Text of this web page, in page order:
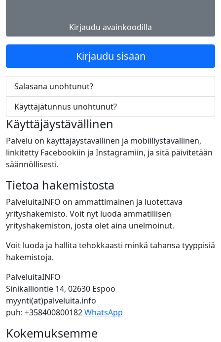
Kirjaudu avainkoodilla
Kirjaudu sisään
Salasana unohtunut?
Käyttäjätunnus unohtunut?
Käyttäjäystävällinen
Palvelu on käyttäjäystävällinen ja mobiiliystävällinen,
linkitetty Facebookiin ja Instagramiin, ja sitä päivitetään
säännöllisesti.
Tietoa hakemistosta
PalveluitaINFO on ammattimainen ja luotettava
yrityshakemisto. Voit nyt luoda ammatillisen
yrityshakemiston, josta olet aina unelmoinut.
Voit luoda ja hallita tehokkaasti minkä tahansa tyyppisiä
hakemistoja.
PalveluitaINFO
Sinikalliontie 14, 02630 Espoo
myynti(at)palveluita.info
puh: +358400800182WhatsApp
Kokemuksemme